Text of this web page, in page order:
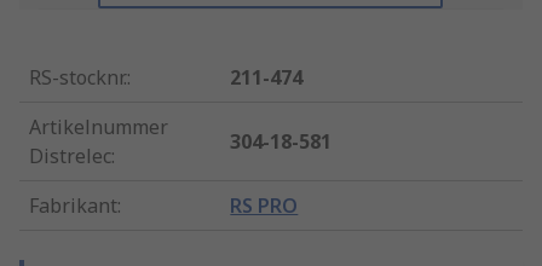
RS-stocknr.:
211-474
Artikelnummer
Distrelec:
304-18-581
Fabrikant: RS PRO